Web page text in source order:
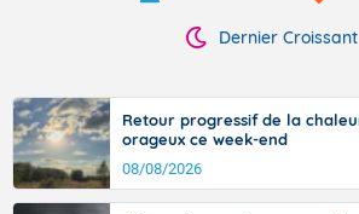
Dernier Croissant
Retour progressif de la
orageux ce week-end
08/08/2026